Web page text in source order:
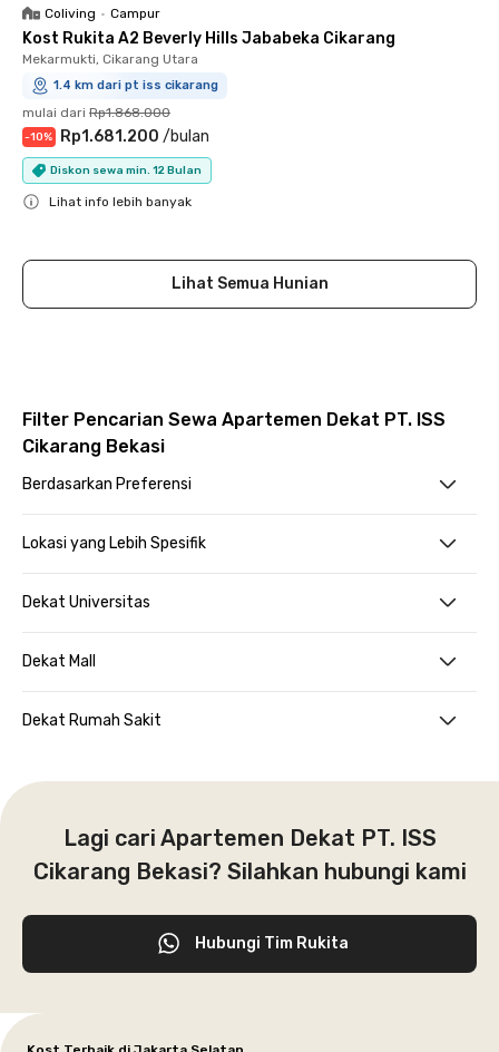
Coliving • Campur
Kost Rukita A2 Beverly Hills Jababeka Cikarang
Mekarmukti, Cikarang Utara
1.4 km dari pt iss cikarang
mulai dari Rp1.868.000
-10% Rp1.681.200 /bulan
Diskon sewa min. 12 Bulan
Lihat info lebih banyak
Lihat Semua Hunian
Filter Pencarian Sewa Apartemen Dekat PT. ISS
Cikarang Bekasi
Berdasarkan Preferensi
Lokasi yang Lebih Spesifik
Dekat Universitas
Dekat Mall
Dekat Rumah Sakit
Lagi cari Apartemen Dekat PT. ISS
Cikarang Bekasi? Silahkan hubungi kami
Hubungi Tim Rukita